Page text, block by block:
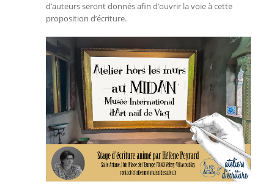
d’auteurs seront donnés afin d’ouvrir la voie à cette
proposition d’écriture.